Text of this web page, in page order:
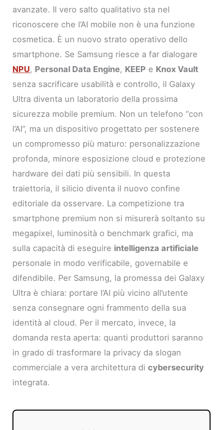
avanzate. Il vero salto qualitativo sta nel
riconoscere che l’AI mobile non è una funzione
cosmetica. È un nuovo strato operativo dello
smartphone. Se Samsung riesce a far dialogare
NPU, Personal Data Engine, KEEP e Knox Vault
senza sacrificare usabilità e controllo, il Galaxy
Ultra diventa un laboratorio della prossima
sicurezza mobile premium. Non un telefono “con
l’AI”, ma un dispositivo progettato per sostenere
un compromesso più maturo: personalizzazione
profonda, minore esposizione cloud e protezione
hardware dei dati più sensibili. In questa
traiettoria, il silicio diventa il nuovo confine
editoriale da osservare. La competizione tra
smartphone premium non si misurerà soltanto su
megapixel, luminosità o benchmark grafici, ma
sulla capacità di eseguire intelligenza artificiale
personale in modo verificabile, governabile e
difendibile. Per Samsung, la promessa dei Galaxy
Ultra è chiara: portare l’AI più vicino all’utente
senza consegnare ogni frammento della sua
identità al cloud. Per il mercato, invece, la
domanda resta aperta: quanti produttori saranno
in grado di trasformare la privacy da slogan
commerciale a vera architettura dicybersecurity
integrata.